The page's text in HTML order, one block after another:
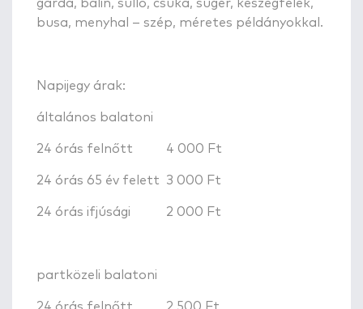
garda, balin, süllő, csuka, sügér, keszegfélék,
busa, menyhal – szép, méretes példányokkal.
Napijegy árak:
általános balatoni
24 órás felnőtt 4 000 Ft
24 órás 65 év felett 3 000 Ft
24 órás ifjúsági 2 000 Ft
partközeli balatoni
24 órás felnőtt 2 500 Ft